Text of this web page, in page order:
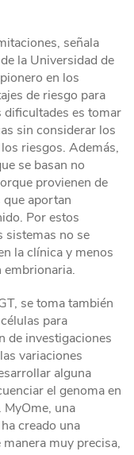
señala
la Universidad de
en los
de riesgo para
dificultades es tomar
sin considerar los
riesgos. Además,
se basan no
provienen de
aportan
Por estos
sistemas no se
la clínica y menos
embrionaria.
se toma también
para
de investigaciones
variaciones
alguna
el genoma en
una
creado una
muy precisa,